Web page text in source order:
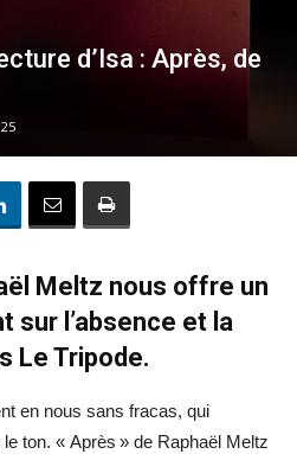
d’Isa : Après, de
Meltz nous offre un
sur l’absence et la
Le Tripode.
en nous sans fracas, qui
ton. « Après » de Raphaël Meltz